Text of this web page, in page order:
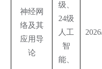
神经网
络及其
应用导
论
级、
24级
人工
智
能、